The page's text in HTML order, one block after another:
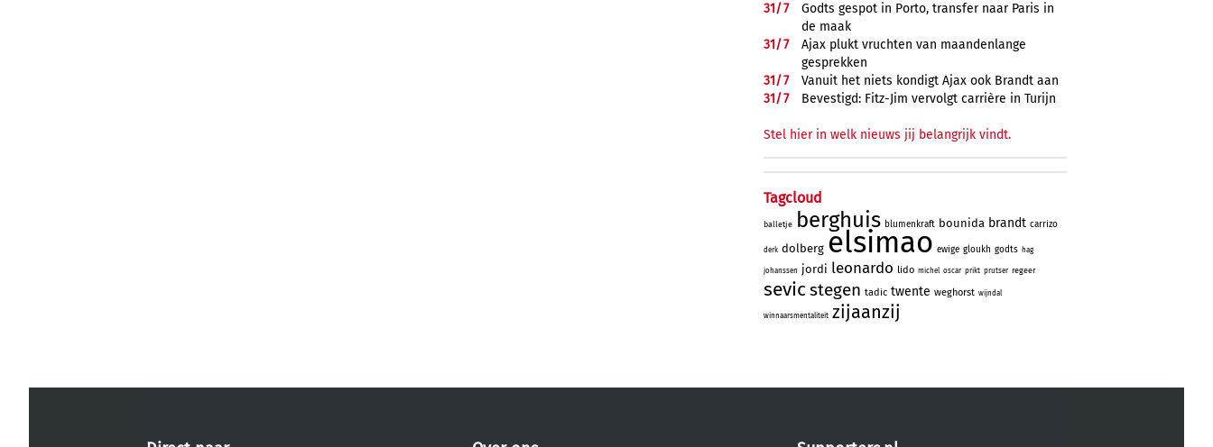
31/7
Godts gespot in Porto, transfer naar Paris in
de maak
31/7
Ajax plukt vruchten van maandenlange
gesprekken
31/7
Vanuit het niets kondigt Ajax ook Brandt aan
31/7 Bevestigd: Fitz-Jim vervolgt carrière in Turijn
Stel hier in welk nieuws jij belangrijk vindt.
Tagcloud
balletje berghuis blumenkraft bounida brandt carrizo
derk dolberg elsimao ewige gloukh godts hag
johanssen jordi leonardo lido michel oscar prikt prutser regeer
sevicstegen tadic twente weghorst wijndal
winnaarsmentaliteit zijaanzij